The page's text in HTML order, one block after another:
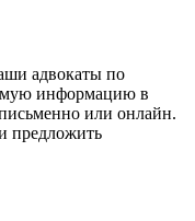
адвокаты по
информацию в
или онлайн.
предложить